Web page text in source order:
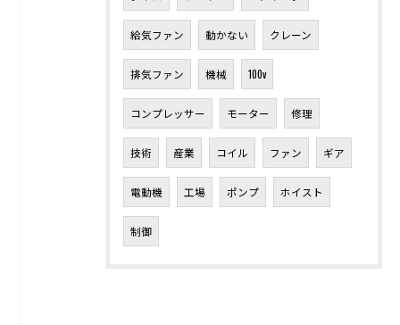
給気ファン 動かない クレーン
排気ファン 機械 100v
コンプレッサー モーター 修理
技術 産業 コイル ファン ギア
電動機 工場 ポンプ ホイスト
制御